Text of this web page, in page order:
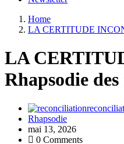
Home
LA CERTITUDE
LA
Rhapsodie
Rhapsodie
mai 13, 2026
0 Comments